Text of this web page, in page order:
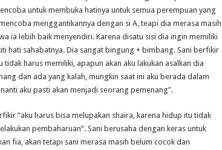
untuk membuka hatinya untuk semua perempuan yang
menggantikannya dengan si A, teapi dia merasa masih
ia lebih baik menyendiri. Karena disatu sisi dia ingin memiliki
hati sahabatnya. Dia sangat bingung + bimbang. Sani berfikir
harus memiliki, apapun akan aku lakukan asalkan dia
dan ada yang kalah, mungkin saat ini aku berada dalam
aku pasti akan menjadi seorang pemenang”.
“aku harus bisa melupakan shaira, karena hidup itu tidak
pembaharuan”. Sani berusaha dengan keras untuk
fia, akan tetapi sani merasa masih belum cocok dan